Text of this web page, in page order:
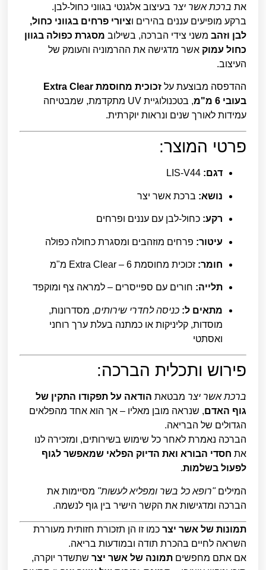
את ברכת אשר יצר בעיצוב אלגנטי בגווני כחול-לבן.
ברקע מופיעים עננים בהירים וציורי פרחים בגווני כחול,
לבן וזהב משני צידי הברכה, בשילוב מסגרת כפולה בגוון
כחול עמוק אשר מדגישה את ההרמוניה והעומק של
העיצוב.
ההדפסה מבוצעת על
זכוכית מחוסמת Extra Clear
בעובי 6 מ"מ
, בטכנולוגיית UV מתקדמת, שמבטיחה
עמידות לאורך שנים ונראות יוקרתית.
פרטי המוצר:
דגם: LIS-V44
נושא: ברכת אשר יצר
רקע: כחול-לבן עם עננים ופרחים
עיטור: פרחים מוזהבים ומסגרת כחולה כפולה
חומר: זכוכית מחוסמת Extra Clear – 6 מ"מ
תלייה: חורים עם ספייסרים – למראה צף ומוקפד
מתאים ל: כניסה לחדרי שירותים, מסדרונות,
מוסדות, קליניקות או כמתנה בעלת ערך רוחני
ואסתטי
פירוש ותכלית הברכה:
ברכת אשר יצר מבטאת הודאה על תפקודו התקין של
גוף האדם, שנראה מובן מאליו – אך הוא אחד מהפלאים
הגדולים של הבריאה.
הברכה נאמרת לאחר כל שימוש בשירותים, ומזכירה לנו
את חסדי הבורא ואת הדיוק הפלאי שמאפשר לגוף
לפעול בשלמות.
המילים"רופא כל בשר ומפליא לעשות" מסיימות את
הברכה ומדגישות את הקשר הישיר בין גוף לנשמה.
תמונות של אשר יצר כמו זו הן תזכורת חזותית מעוררת
השראה לחיים בהכרת תודה ובמודעות בריאה.
אם אתם מחפשיםתמונה של אשר יצר שתשדר יוקרה,